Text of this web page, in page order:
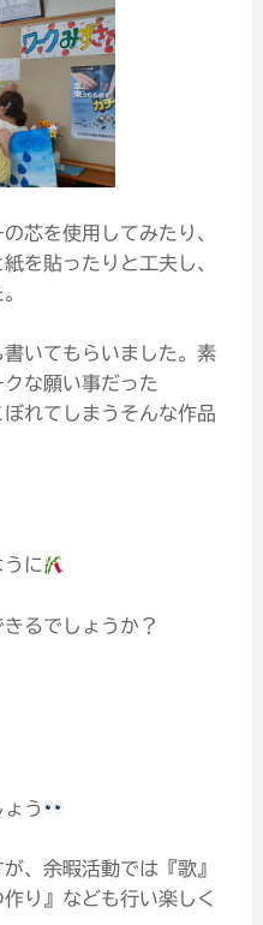
芯を使用してみたり、
を貼ったりと工夫し、
いてもらいました。素
な願い事だった
れてしまうそんな作品
うに
るでしょうか？
う
、余暇活動では『歌』
り』なども行い楽しく